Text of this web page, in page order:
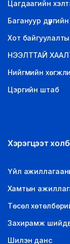
Цагдаагийн
Багануур
Хот
НЭЭЛТТАЙ
Нийгмийн
Цэргийн штаб
Хэрэгцээт
Үйл
Хамтын
Төсөл
Захирамж
Шилэн данс